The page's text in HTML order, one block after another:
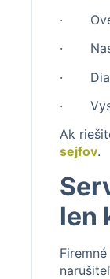
·
·
·
·
Ak
sejfov.
len